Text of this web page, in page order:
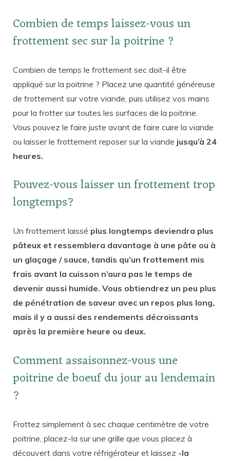
Combien de temps laissez-vous un
frottement sec sur la poitrine ?
Combien de temps le frottement sec doit-il être
appliqué sur la poitrine ? Placez une quantité généreuse
de frottement sur votre viande, puis utilisez vos mains
pour la frotter sur toutes les surfaces de la poitrine.
Vous pouvez le faire juste avant de faire cuire la viande
ou laisser le frottement reposer sur la viande jusqu’à 24
heures.
Pouvez-vous laisser un frottement trop
longtemps?
Un frottement laissé plus longtemps deviendra plus
pâteux et ressemblera davantage à une pâte ou à
un glaçage / sauce, tandis qu’un frottement mis
frais avant la cuisson n’aura pas le temps de
devenir aussi humide. Vous obtiendrez un peu plus
de pénétration de saveur avec un repos plus long,
mais il y a aussi des rendements décroissants
après la première heure ou deux.
Comment assaisonnez-vous une
poitrine de boeuf du jour au lendemain
?
Frottez simplement à sec chaque centimètre de votre
poitrine, placez-la sur une grille que vous placez à
découvert dans votre réfrigérateur et laissez -la